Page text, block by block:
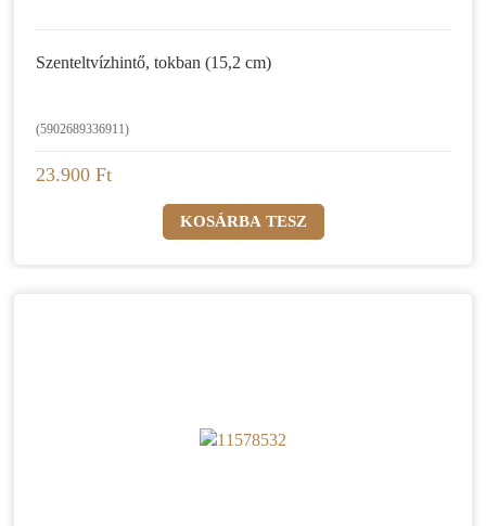
Szenteltvízhintő, tokban (15,2 cm)
(5902689336911)
23.900 Ft